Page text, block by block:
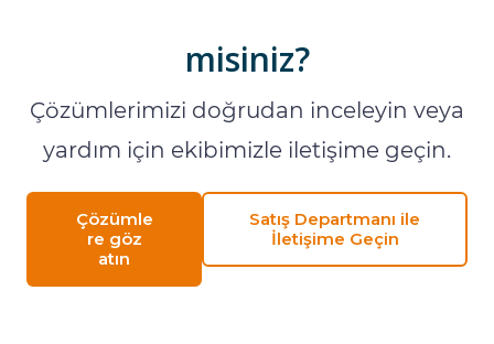
misiniz?
Çözümlerimizi doğrudan inceleyin veya
yardım için ekibimizle iletişime geçin.
Çözümle
re göz
atın
Satış Departmanı ile
İletişime Geçin